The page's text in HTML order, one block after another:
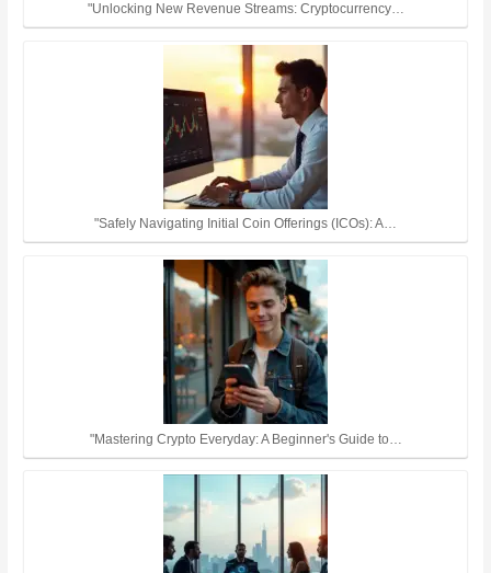
"Unlocking New Revenue Streams: Cryptocurrency…
"Safely Navigating Initial Coin Offerings (ICOs): A…
"Mastering Crypto Everyday: A Beginner's Guide to…